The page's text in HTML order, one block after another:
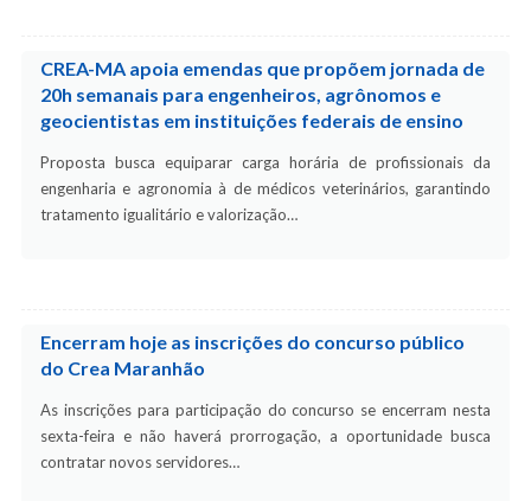
CREA-MA apoia emendas que propõem jornada de
20h semanais para engenheiros, agrônomos e
geocientistas em instituições federais de ensino
Proposta busca equiparar carga horária de profissionais da
engenharia e agronomia à de médicos veterinários, garantindo
tratamento igualitário e valorização…
Encerram hoje as inscrições do concurso público
do Crea Maranhão
As inscrições para participação do concurso se encerram nesta
sexta-feira e não haverá prorrogação, a oportunidade busca
contratar novos servidores…